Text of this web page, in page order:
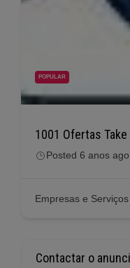
POPULAR
1001 Ofertas Take
Posted 6 anos ago
Empresas e Serviços
Contactar o